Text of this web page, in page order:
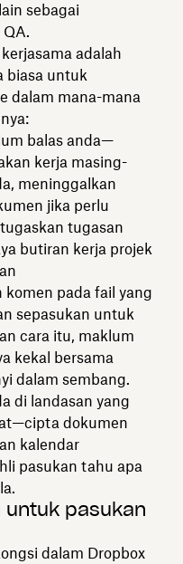
sebagai
adalah
biasa untuk
dalam mana-mana
balas anda—
kerja masing-
meninggalkan
jika perlu
tugasan
butiran kerja projek
pada fail yang
sepasukan untuk
cara itu, maklum
kekal bersama
dalam sembang.
di landasan yang
dokumen
kalendar
pasukan tahu apa
untuk pasukan
dalam Dropbox